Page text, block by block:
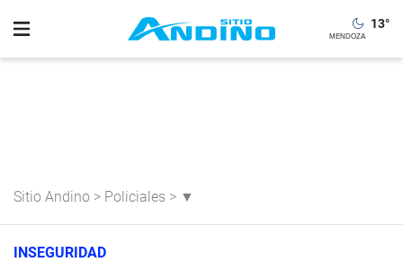
13°
Sitio Andino > Policiales > ▼
INSEGURIDAD